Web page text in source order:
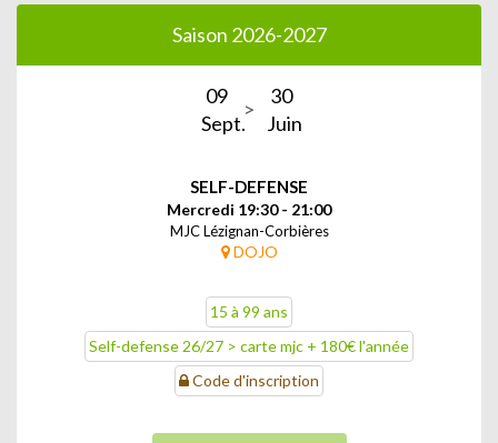
Saison 2026-2027
09
Sept.
30
Juin
SELF-DEFENSE
Mercredi 19:30 - 21:00
MJC Lézignan-Corbières
DOJO
15 à 99 ans
Self-defense 26/27 > carte mjc + 180€ l'année
Code d'inscription